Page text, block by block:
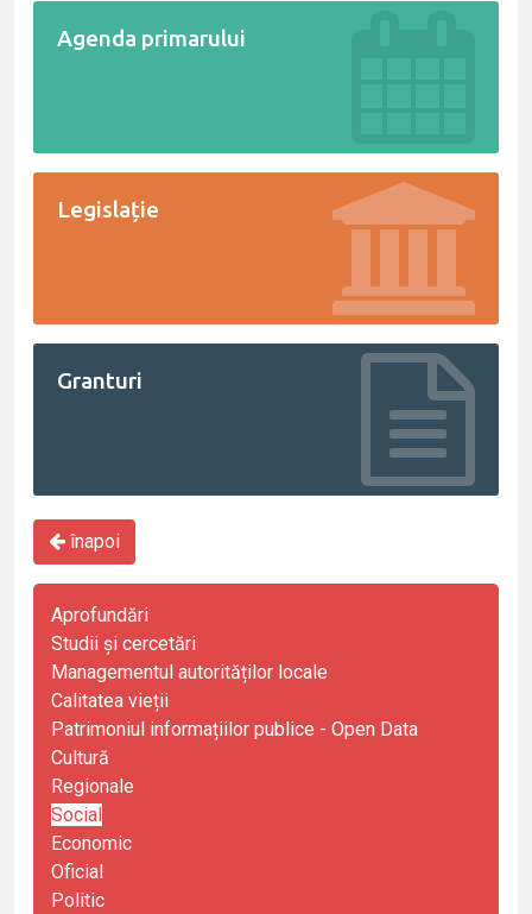
Agenda primarului
Legislație
Granturi
înapoi
Aprofundări
Studii și cercetări
Managementul autorităților locale
Calitatea vieții
Patrimoniul informațiilor publice - Open Data
Cultură
Regionale
Social
Economic
Oficial
Politic